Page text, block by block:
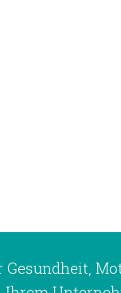
Gesundheit,